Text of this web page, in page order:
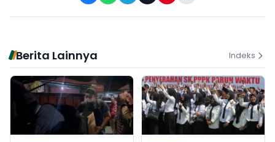
Berita Lainnya Indeks